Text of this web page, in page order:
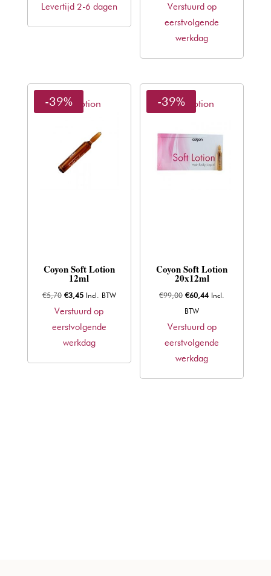
prijs
prijs
Levertijd 2-6 dagen
prijs
was:
€16,95.
prijs
is:
€9,92.
Verstuurd op
eerstvolgende
werkdag
Soft Lotion
-39%
Coyon Soft Lotion
12ml
€5,70 Oorspronkelijke
prijs
was:
€5,70.
€3,45Huidige
prijs
is:
€3,45.
Incl. BTW
Verstuurd op
eerstvolgende
werkdag
Soft Lotion
-39%
Coyon Soft Lotion
20x12ml
€99,00 Oorspronkelijke
prijs
was:
€99,00.
€60,44Huidige
is:
€60,44.
Incl.
BTW
Verstuurd op
eerstvolgende
werkdag